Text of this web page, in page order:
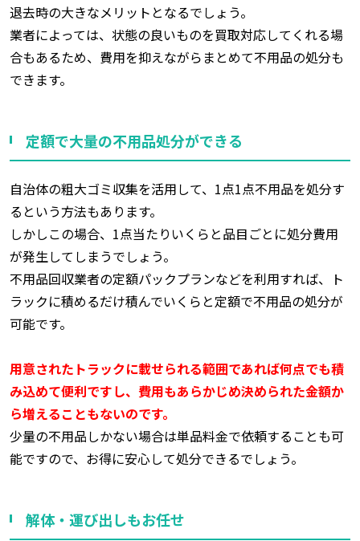
退去時の大きなメリットとなるでしょう。
業者によっては、状態の良いものを買取対応してくれる場
合もあるため、費用を抑えながらまとめて不用品の処分も
できます。
定額で大量の不用品処分ができる
自治体の粗大ゴミ収集を活用して、1点1点不用品を処分す
るという方法もあります。
しかしこの場合、1点当たりいくらと品目ごとに処分費用
が発生してしまうでしょう。
不用品回収業者の定額パックプランなどを利用すれば、ト
ラックに積めるだけ積んでいくらと定額で不用品の処分が
可能です。
用意されたトラックに載せられる範囲であれば何点でも積
み込めて便利ですし、費用もあらかじめ決められた金額か
ら増えることもないのです。
少量の不用品しかない場合は単品料金で依頼することも可
能ですので、お得に安心して処分できるでしょう。
解体・運び出しもお任せ